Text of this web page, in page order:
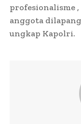
profesionalisme
anggota
ungkap Kapolri.